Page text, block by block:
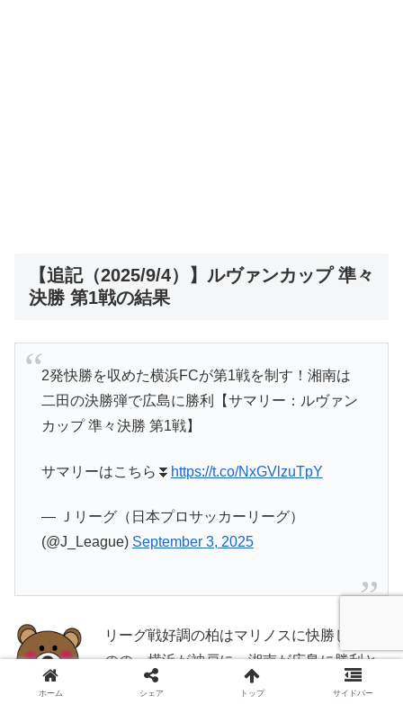
【追記（2025/9/4）】ルヴァンカップ 準々
決勝 第1戦の結果
2発快勝を収めた横浜FCが第1戦を制す！湘南は
二田の決勝弾で広島に勝利【サマリー：ルヴァン
カップ 準々決勝 第1戦】
サマリーはこちら⏬️ https://t.co/NxGVlzuTpY
— Ｊリーグ（日本プロサッカーリーグ）
(@J_League) September 3, 2025
リーグ戦好調の柏はマリノスに快勝したも
のの、横浜が神戸に、湘南が広島に勝利と
いうリーグ戦の順位とは逆の結果になって
ホーム シェア トップ サイドバー